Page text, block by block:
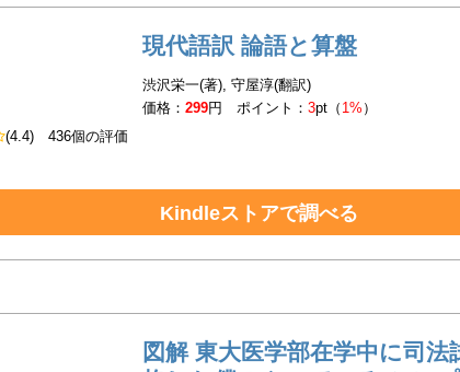
現代語訳 論語と算盤
渋沢栄一(著), 守屋淳(翻訳)
価格：299円 ポイント：3pt（ 1% ）
(4.4) 436個の評価
Kindleストアで調べる
図解 東大医学部在学中に司法